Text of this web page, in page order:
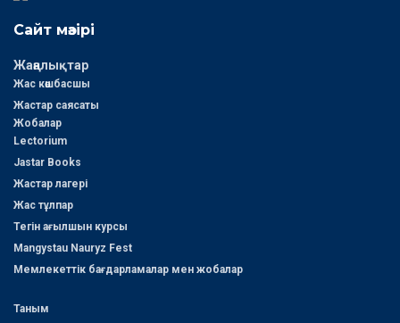
Сайт мәзірі
Жаңалықтар
Жас көшбасшы
Жастар саясаты
Жобалар
Lectorium
Jastar Books
Жастар лагері
Жас тұлпар
Тегін ағылшын курсы
Mangystau Nauryz Fest
Мемлекеттік бағдарламалар мен жобалар
Таным